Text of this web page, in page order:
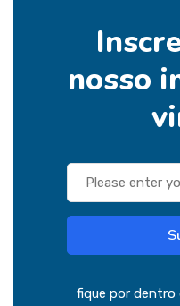
nosso
fique por dentro